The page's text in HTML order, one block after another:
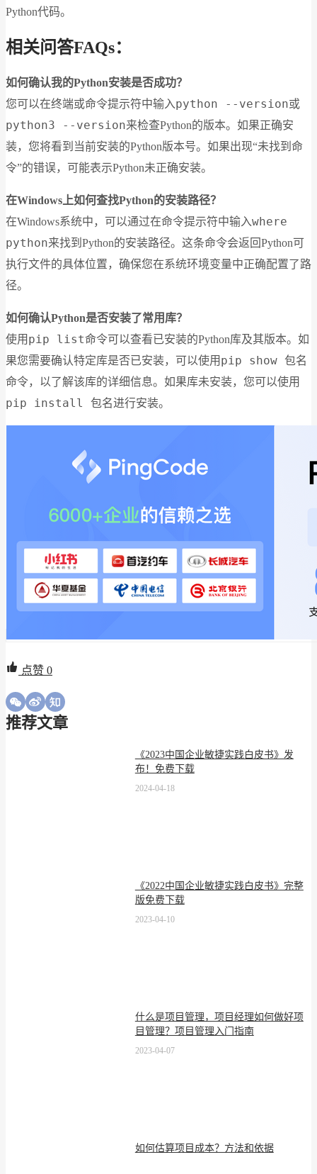
Python代码。
相关问答FAQs：
如何确认我的Python安装是否成功？
您可以在终端或命令提示符中输入python --version或
python3 --version来检查Python的版本。如果正确安
装，您将看到当前安装的Python版本号。如果出现“未找到命
令”的错误，可能表示Python未正确安装。
在Windows上如何查找Python的安装路径？
在Windows系统中，可以通过在命令提示符中输入where
python来找到Python的安装路径。这条命令会返回Python可
执行文件的具体位置，确保您在系统环境变量中正确配置了路
径。
如何确认Python是否安装了常用库？
使用 pip list命令可以查看已安装的Python库及其版本。如
果您需要确认特定库是否已安装，可以使用 pip show 包名
命令，以了解该库的详细信息。如果库未安装，您可以使用
pip install 包名进行安装。
点赞 0
推荐文章
《2023中国企业敏捷实践白皮书》发
布！免费下载
2024-04-18
《2022中国企业敏捷实践白皮书》完整
版免费下载
2023-04-10
什么是项目管理，项目经理如何做好项
目管理？项目管理入门指南
2023-04-07
如何估算项目成本？方法和依据